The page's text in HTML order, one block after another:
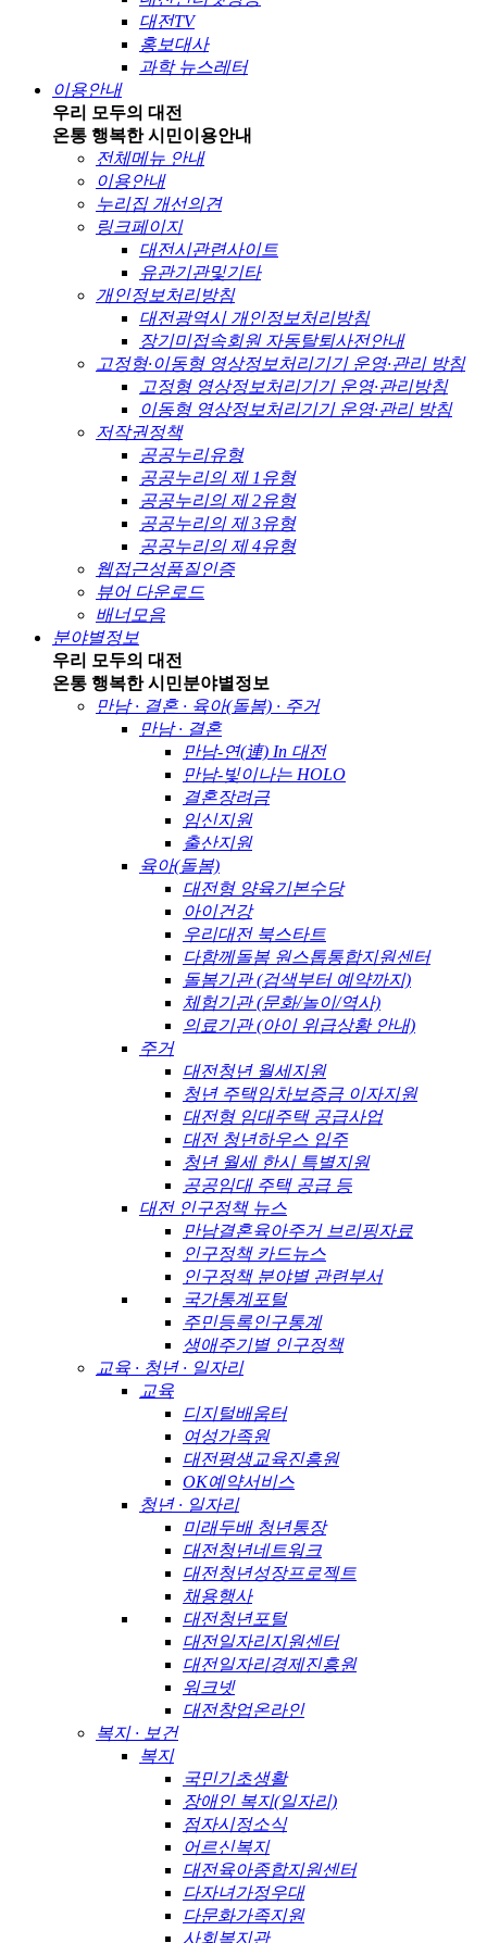
대전TV
홍보대사
과학 뉴스레터
이용안내
우리 모두의 대전
온통 행복한 시민이용안내
전체메뉴 안내
이용안내
누리집 개선의견
링크페이지
대전시관련사이트
유관기관및기타
개인정보처리방침
대전광역시 개인정보처리방침
장기미접속회원 자동탈퇴사전안내
고정형·이동형 영상정보처리기기 운영·관리 방침
고정형 영상정보처리기기 운영·관리방침
이동형 영상정보처리기기 운영·관리 방침
저작권정책
공공누리유형
공공누리의 제 1유형
공공누리의 제 2유형
공공누리의 제 3유형
공공누리의 제 4유형
웹접근성품질인증
뷰어 다운로드
배너모음
분야별정보
우리 모두의 대전
온통 행복한 시민분야별정보
만남 · 결혼 · 육아(돌봄) · 주거
만남 · 결혼
만남-연(連) In 대전
만남-빛이나는 HOLO
결혼장려금
임신지원
출산지원
육아(돌봄)
대전형 양육기본수당
아이건강
우리대전 북스타트
다함께돌봄 원스톱통합지원센터
돌봄기관 (검색부터 예약까지)
체험기관 (문화/놀이/역사)
의료기관 (아이 위급상황 안내)
주거
대전청년 월세지원
청년 주택임차보증금 이자지원
대전형 임대주택 공급사업
대전 청년하우스 입주
청년 월세 한시 특별지원
공공임대 주택 공급 등
대전 인구정책 뉴스
만남결혼육아주거 브리핑자료
인구정책 카드뉴스
인구정책 분야별 관련부서
국가통계포털
주민등록인구통계
생애주기별 인구정책
교육 · 청년 · 일자리
교육
디지털배움터
여성가족원
대전평생교육진흥원
OK예약서비스
청년 · 일자리
미래두배 청년통장
대전청년네트워크
대전청년성장프로젝트
채용행사
대전청년포털
대전일자리지원센터
대전일자리경제진흥원
워크넷
대전창업온라인
복지 · 보건
복지
국민기초생활
장애인 복지(일자리)
점자시정소식
어르신복지
대전육아종합지원센터
다자녀가정우대
다문화가족지원
사회복지관